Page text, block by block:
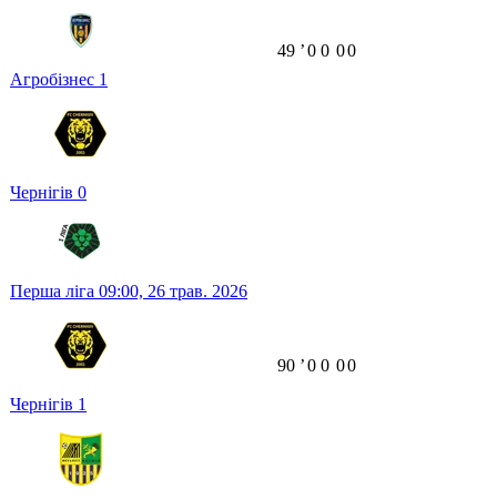
Агробізнес 1
Чернігів 0
49 ʼ0 0 00
Перша ліга 09:00, 26 трав. 2026
Чернігів 1
90 ʼ0 0 00